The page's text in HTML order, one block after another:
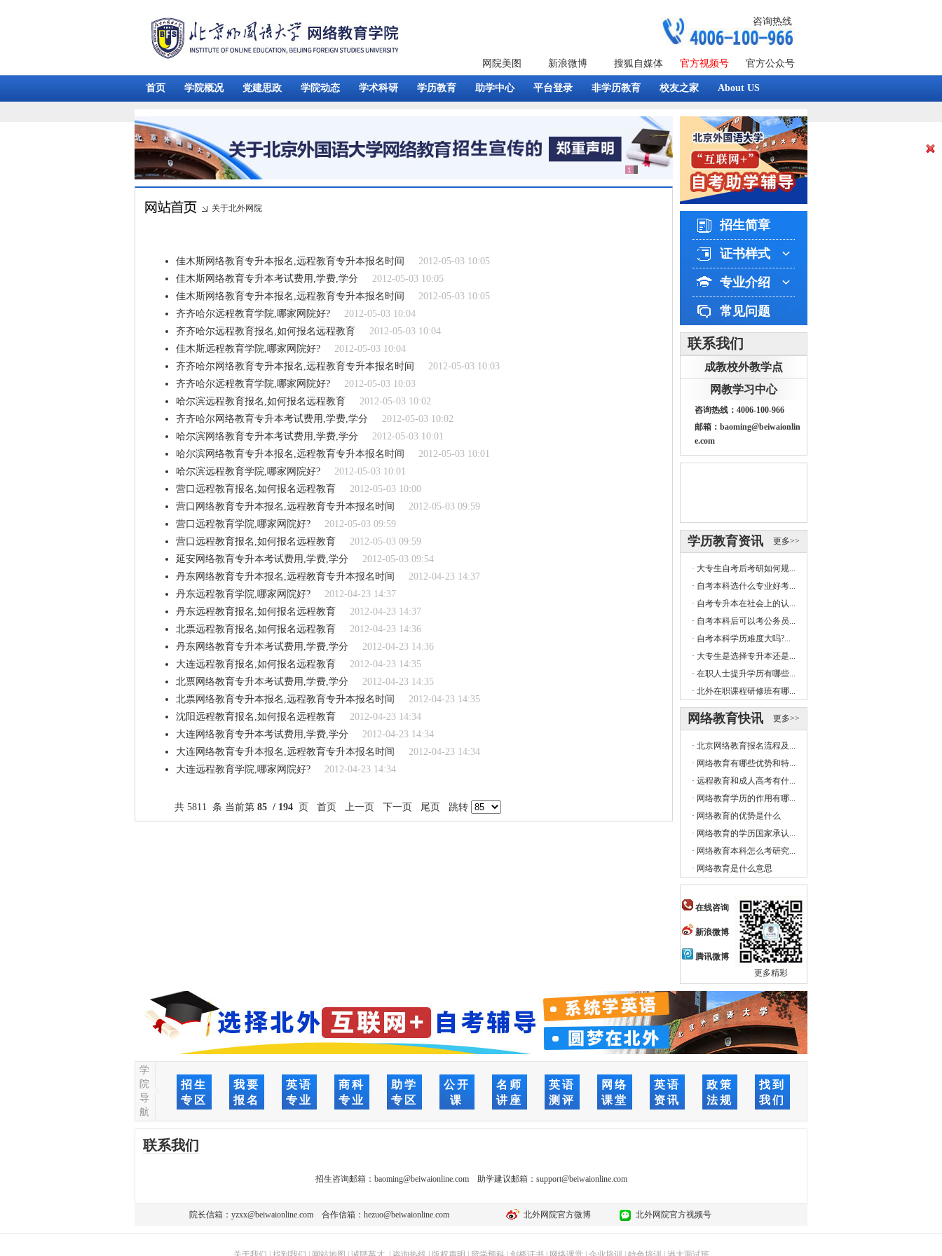
咨询热线
网院美图 新浪微博 搜狐自媒体 官方视频号 官方公众号
首页 学院概况 党建思政 学院动态 学术科研 学历教育 助学中心 平台登录 非学历教育 校友之家 About US
关于北外网院
佳木斯网络教育专升本报名,远程教育专升本报名时间
2012-05-03 10:05
佳木斯网络教育专升本考试费用,学费,学分
2012-05-03 10:05
佳木斯网络教育专升本报名,远程教育专升本报名时间
2012-05-03 10:05
齐齐哈尔远程教育学院,哪家网院好?
2012-05-03 10:04
齐齐哈尔远程教育报名,如何报名远程教育
2012-05-03 10:04
佳木斯远程教育学院,哪家网院好?
2012-05-03 10:04
齐齐哈尔网络教育专升本报名,远程教育专升本报名时间
2012-05-03 10:03
齐齐哈尔远程教育学院,哪家网院好?
2012-05-03 10:03
哈尔滨远程教育报名,如何报名远程教育
2012-05-03 10:02
齐齐哈尔网络教育专升本考试费用,学费,学分
2012-05-03 10:02
哈尔滨网络教育专升本考试费用,学费,学分
2012-05-03 10:01
哈尔滨网络教育专升本报名,远程教育专升本报名时间
2012-05-03 10:01
哈尔滨远程教育学院,哪家网院好?
2012-05-03 10:01
营口远程教育报名,如何报名远程教育
2012-05-03 10:00
营口网络教育专升本报名,远程教育专升本报名时间
2012-05-03 09:59
营口远程教育学院,哪家网院好?
2012-05-03 09:59
营口远程教育报名,如何报名远程教育
2012-05-03 09:59
延安网络教育专升本考试费用,学费,学分
2012-05-03 09:54
丹东网络教育专升本报名,远程教育专升本报名时间
2012-04-23 14:37
丹东远程教育学院,哪家网院好?
2012-04-23 14:37
丹东远程教育报名,如何报名远程教育
2012-04-23 14:37
北票远程教育报名,如何报名远程教育
2012-04-23 14:36
丹东网络教育专升本考试费用,学费,学分
2012-04-23 14:36
大连远程教育报名,如何报名远程教育
2012-04-23 14:35
北票网络教育专升本考试费用,学费,学分
2012-04-23 14:35
北票网络教育专升本报名,远程教育专升本报名时间
2012-04-23 14:35
沈阳远程教育报名,如何报名远程教育
2012-04-23 14:34
大连网络教育专升本考试费用,学费,学分
2012-04-23 14:34
大连网络教育专升本报名,远程教育专升本报名时间
2012-04-23 14:34
大连远程教育学院,哪家网院好?
2012-04-23 14:34
共 5811 条 当前第 85 / 194 页 首页 上一页 下一页 尾页 跳转
招生简章
证书样式
专业介绍
常见问题
联系我们
成教校外教学点
网教学习中心
咨询热线：4006-100-966
邮箱：baoming@beiwaionlin
e.com
更多>>
学历教育资讯
· 大专生自考后考研如何规...
· 自考本科选什么专业好考...
· 自考专升本在社会上的认...
· 自考本科后可以考公务员...
· 自考本科学历难度大吗?...
· 大专生是选择专升本还是...
· 在职人士提升学历有哪些...
· 北外在职课程研修班有哪...
更多>>
网络教育快讯
· 北京网络教育报名流程及...
· 网络教育有哪些优势和特...
· 远程教育和成人高考有什...
· 网络教育学历的作用有哪...
· 网络教育的优势是什么
· 网络教育的学历国家承认...
· 网络教育本科怎么考研究...
· 网络教育是什么意思
在线咨询
新浪微博
腾讯微博
更多精彩
学
院
导
航
招生
专区
我要
报名
英语
专业
商科
专业
助学
专区
公开
课
名师
讲座
英语
测评
网络
课堂
英语
资讯
政策
法规
找到
我们
联系我们
招生咨询邮箱： baoming@beiwaionline.com助学建议邮箱： support@beiwaionline.com
院长信箱： yzxx@beiwaionline.com 合作信箱： hezuo@beiwaionline.com 北外网院官方微博 北外网院官方视频号